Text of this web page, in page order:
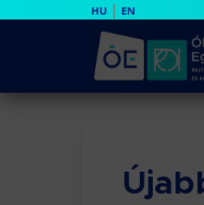
HU | EN